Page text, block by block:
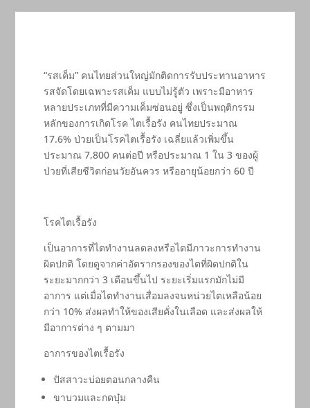
“รสเค็ม” คนไทยส่วนใหญ่มักติดการรับประทานอาหาร
รสจัดโดยเฉพาะรสเค็ม แบบไม่รู้ตัว เพราะมีอาหาร
หลายประเภทที่มีความเค็มซ่อนอยู่ ซึ่งเป็นพฤติกรรม
หลักของการเกิดโรค ไตเรื้อรัง คนไทยประมาณ
17.6% ป่วยเป็นโรคไตเรื้อรัง เฉลี่ยแล้วเพิ่มขึ้น
ประมาณ 7,800 คนต่อปี หรือประมาณ 1 ใน 3 ของผู้
ป่วยที่เสียชีวิตก่อนวัยอันควร หรืออายุน้อยกว่า 60 ปี
โรคไตเรื้อรัง
เป็นอาการที่ไตทำงานลดลงหรือไตมีภาวะการทำงาน
ผิดปกติ โดยดูจากค่าอัตรากรองของไตที่ผิดปกติใน
ระยะมากกว่า 3 เดือนขึ้นไป ระยะเริ่มแรกมักไม่มี
อาการ แต่เมื่อไตทำงานเสื่อมลงจนหน่วยไตเหลือน้อย
กว่า 10% ส่งผลทำให้ของเสียคั่งในเลือด และส่งผลให้
มีอาการต่าง ๆ ตามมา
อาการของไตเรื้อรัง
ปัสสาวะบ่อยตอนกลางคืน
ขาบวมและกดบุ๋ม